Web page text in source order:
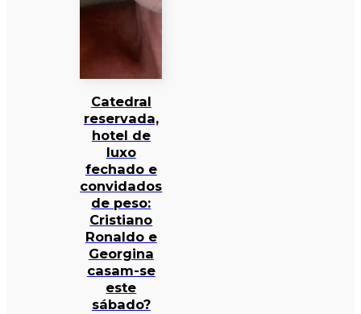
Catedral
reservada,
hotel de
luxo
fechado e
convidados
de peso:
Cristiano
Ronaldo e
Georgina
casam-se
este
sábado?